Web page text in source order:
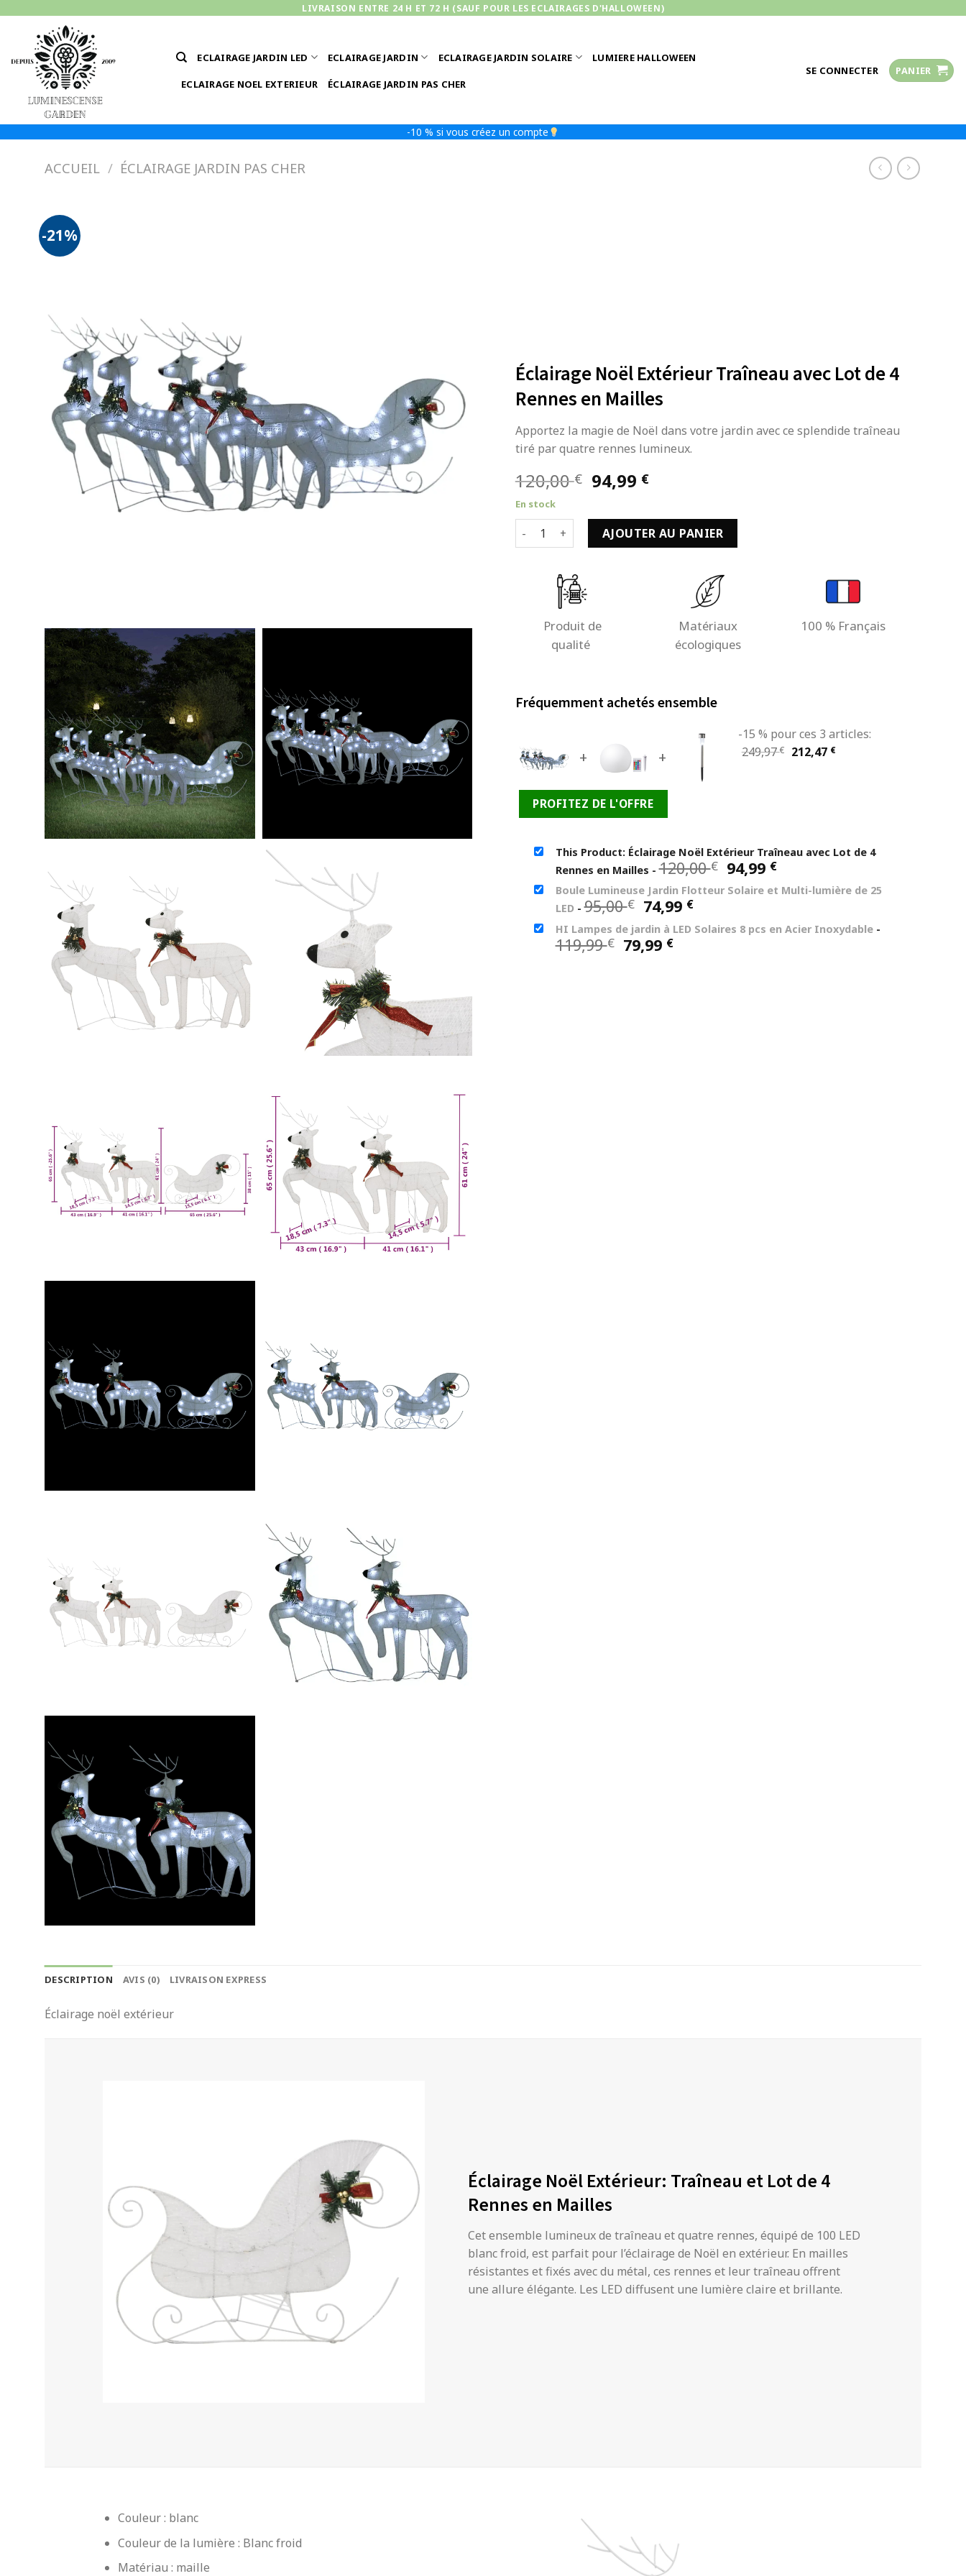
contenu
LIVRAISON ENTRE 24 H ET 72 H (SAUF POUR LES ECLAIRAGES D'HALLOWEEN)
ECLAIRAGE JARDIN LED ECLAIRAGE JARDIN ECLAIRAGE JARDIN SOLAIRE LUMIERE HALLOWEEN
ECLAIRAGE NOEL EXTERIEUR ÉCLAIRAGE JARDIN PAS CHER
SE CONNECTER PANIER
-10 % si vous créez un compte
ACCUEIL / ÉCLAIRAGE JARDIN PAS CHER
-21%
Éclairage Noël Extérieur Traîneau avec Lot de 4
Rennes en Mailles
Apportez la magie de Noël dans votre jardin avec ce splendide traîneau
tiré par quatre rennes lumineux.
120,00€ Le
prix
initial
était :
120,00 €.
94,99 €Le
actuel
est :
94,99 €.
En stock
quantité de Éclairage Noël Extérieur Traîneau avec Lot de 4 Rennes en Mailles
AJOUTER AU PANIER
Produit de
qualité
Matériaux
écologiques
100 % Français
Fréquemment achetés ensemble
+ +
-15 % pour ces 3 articles:
249,97€
Le
212,47 €Le
PROFITEZ DE L'OFFRE
This Product: Éclairage Noël Extérieur Traîneau avec Lot de 4
Rennes en Mailles -120,00€ Le
prix
initial
120,00 €.
94,99 €Le
prix
actuel
94,99 €.
Boule Lumineuse Jardin Flotteur Solaire et Multi-lumière de 25
LED -95,00€ Le
prix
initial
était :
74,99 €Le
prix
actuel
HI Lampes de jardin à LED Solaires 8 pcs en Acier Inoxydable -
119,99€ Le
prix
79,99 €Le
DESCRIPTION AVIS (0) LIVRAISON EXPRESS
Éclairage noël extérieur
Éclairage Noël Extérieur: Traîneau et Lot de 4
Rennes en Mailles
Cet ensemble lumineux de traîneau et quatre rennes, équipé de 100 LED
blanc froid, est parfait pour l’éclairage de Noël en extérieur. En mailles
résistantes et fixés avec du métal, ces rennes et leur traîneau offrent
une allure élégante. Les LED diffusent une lumière claire et brillante.
Couleur : blanc
Couleur de la lumière : Blanc froid
Matériau : maille